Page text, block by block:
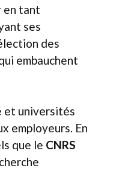
en tant
ses
des
embauchent
et universités
employeurs. En
que le CNRS